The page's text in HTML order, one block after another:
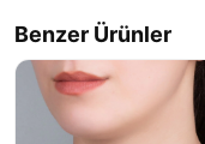
Benzer Ürünler